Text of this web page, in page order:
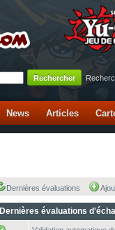
News Articles
Dernières évaluations
Dernières évaluations